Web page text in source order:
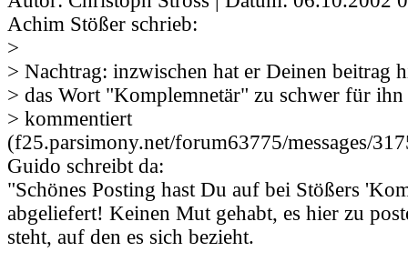
Achim Stößer schrieb:
>
> Nachtrag: inzwischen hat er Deinen beitrag
> das Wort "Komplemnetär" zu schwer für
> kommentiert
(f25.parsimony.net/forum63775/messages/
Guido schreibt da:
"Schönes Posting hast Du auf bei Stößers
abgeliefert! Keinen Mut gehabt, es hier zu
steht, auf den es sich bezieht.